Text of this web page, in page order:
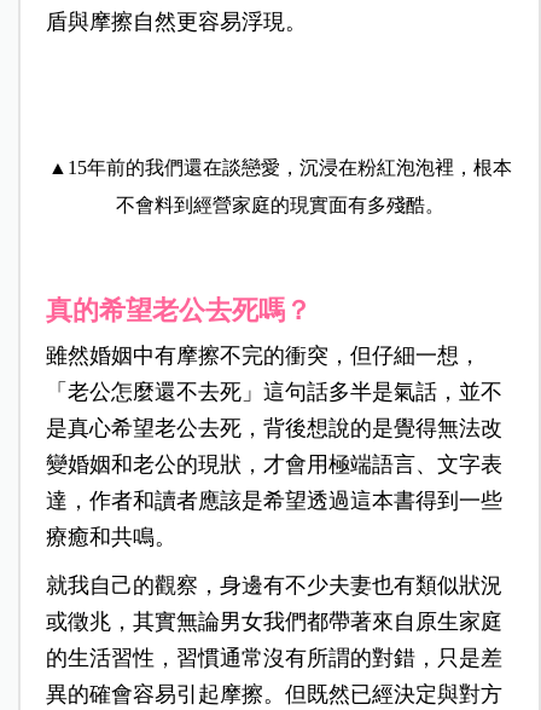
盾與摩擦自然更容易浮現。
▲15年前的我們還在談戀愛，沉浸在粉紅泡泡裡， 根本
不會料到經營家庭的現實面有多殘酷。
真的希望老公去死嗎？
雖然婚姻中有摩擦不完的衝突，但仔細一想，
「老公怎麼還不去死」這句話多半是氣話，並不
是真心希望老公去死，背後想說的是覺得無法改
變婚姻和老公的現狀，才會用極端語言、文字表
達，作者和讀者應該是希望透過這本書得到一些
療癒和共鳴。
就我自己的觀察，身邊有不少夫妻也有類似狀況
或徵兆，其實無論男女我們都帶著來自原生家庭
的生活習性，習慣通常沒有所謂的對錯，只是差
異的確會容易引起摩擦。但既然已經決定與對方